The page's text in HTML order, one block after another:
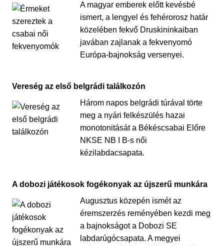
A magyar emberek előtt kevésbé
ismert, a lengyel és fehérorosz határ
közelében fekvő Druskininkaiban
javában zajlanak a fekvenyomó
Európa-bajnokság versenyei.
Vereség az első belgrádi találkozón
Három napos belgrádi túrával törte
meg a nyári felkészülés hazai
monotonitását a Békéscsabai Előre
NKSE NB I B-s női
kézilabdacsapata.
A dobozi játékosok fogékonyak az újszerű munkára
Augusztus közepén ismét az
éremszerzés reményében kezdi meg
a bajnokságot a Dobozi SE
labdarúgócsapata. A megyei